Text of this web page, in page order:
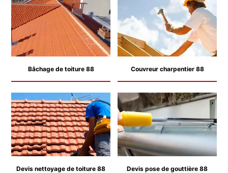
Bâchage de toiture 88 Couvreur charpentier 88
Devis nettoyage de toiture 88 Devis pose de gouttière 88